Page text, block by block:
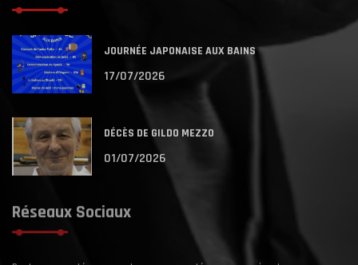
JOURNÉE JAPONAISE AUX BAINS
17/07/2026
DÉCÈS DE GILDO MEZZO
01/07/2026
Réseaux Sociaux